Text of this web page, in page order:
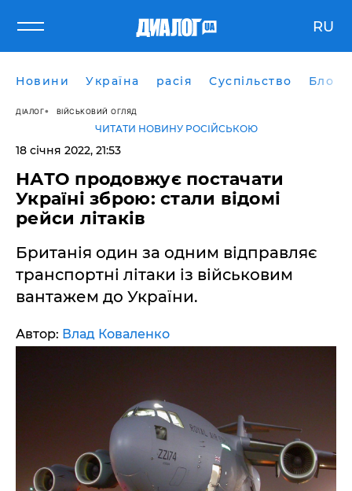
RU
Новини Україна расія Суспільство Блоги
ДІАЛОГ ВІЙСЬКОВИЙ ОГЛЯД
ЧИТАТИ НОВИНУ РОСІЙСЬКОЮ
18 січня 2022, 21:53
НАТО продовжує постачати
Україні зброю: стали відомі
рейси літаків
Британія один за одним відправляє
транспортні літаки із військовим
вантажем до України.
Автор: Влад Коваленко